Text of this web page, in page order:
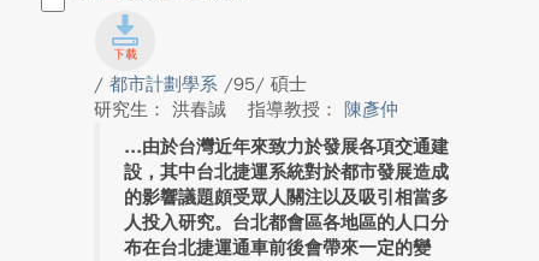
/ 都市計劃學系 /95/ 碩士
研究生： 洪春誠
指導教授： 陳彥仲
由於台灣近年來致力於發展各項交通建
設，其中台北捷運系統對於都市發展造成
的影響議題頗受眾人關注以及吸引相當多
人投入研究。台北都會區各地區的人口分
布在台北捷運通車前後會帶來一定的變